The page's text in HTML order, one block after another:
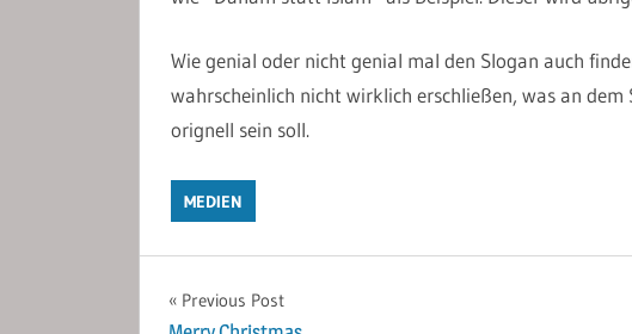
Wie genial oder nicht genial mal den Slogan auch
wahrscheinlich nicht wirklich erschließen, was an
orignell sein soll.
MEDIEN
Post
Previous Post